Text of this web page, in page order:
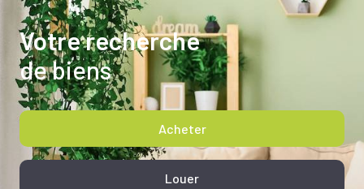
Votre recherche
de biens
Acheter
Louer